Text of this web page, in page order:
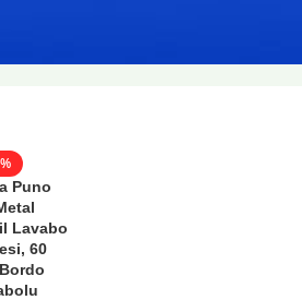
Puno
Lavabo
60